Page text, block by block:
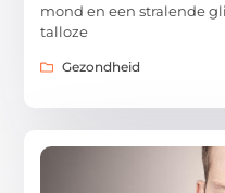
mond en een stralende
talloze
Gezondheid